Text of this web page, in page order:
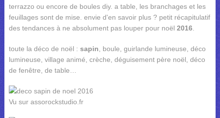
terrazzo ou encore de boules diy. a table, les branchages et les
feuillages sont de mise. envie d'en savoir plus ? petit récapitulatif
des tendances à ne absolument pas louper pour noël 2016.
toute la déco de noël : sapin , boule, guirlande lumineuse, déco
lumineuse, village animé, crèche, déguisement père noël, déco
de fenêtre, de table…
Vu sur assorockstudio.fr